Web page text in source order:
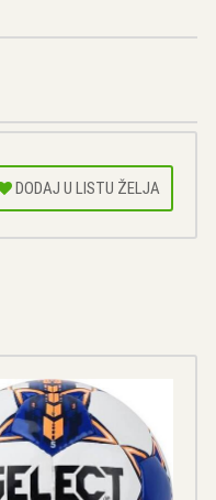
DODAJ U LISTU ŽELJA